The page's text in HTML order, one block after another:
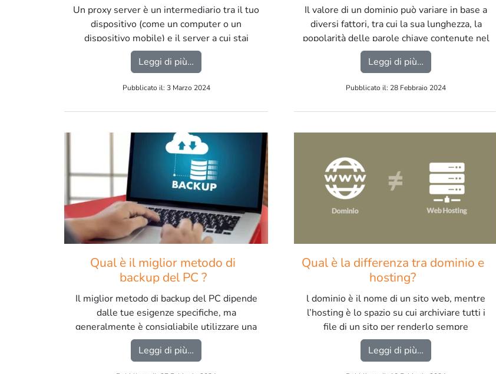
Un proxy server è un intermediario tra il tuo
dispositivo (come un computer o un
dispositivo mobile) e il server a cui stai
tentando di accedere su Internet. […]
Leggi di più… from Cosa è un proxy server e per cosa viene utilizzato?
Pubblicato il: 3 Marzo 2024
Il valore di un dominio può variare in base a
diversi fattori, tra cui la sua lunghezza, la
popolarità delle parole chiave contenute nel
dominio, la sua estensione (ad esempio .com,
.net, .it), la presenza di marchi registrati, il
Leggi di più… from Come
Pubblicato il: 28 Febbraio 2024
Qual è il miglior metodo di
backup del PC ?
Il miglior metodo di backup del PC dipende
dalle tue esigenze specifiche, ma
generalmente è consigliabile utilizzare una
combinazione di più strategie per garantire
una maggiore sicurezza dei dati. […]
Leggi di più… from Qual è il miglior metodo di backup del PC ?
Qual è la differenza tra dominio e
hosting?
l dominio è il nome di un sito web, mentre
l’hosting è lo spazio su cui archiviare tutti i
file di un sito per renderlo sempre
raggiungibile dagli utenti. […]
Leggi di più…